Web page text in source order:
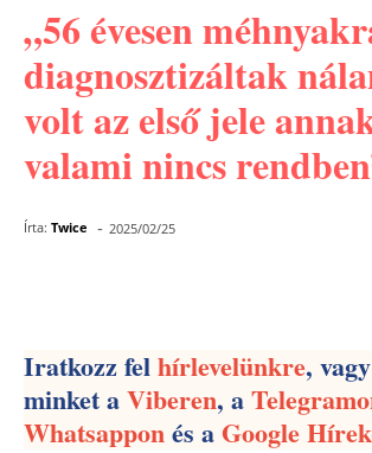
„56 évesen
diagnosztizáltak
volt az első jele
valami nincs
Írta: Twice - 2025/02/25
Iratkozz felhírlevelünkre,
minket aViberen, a
Whatsapponés aGoogle Hírek